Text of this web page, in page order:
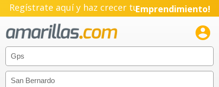
Regístrate aquí y haz crecer tuEmprendimiento!
